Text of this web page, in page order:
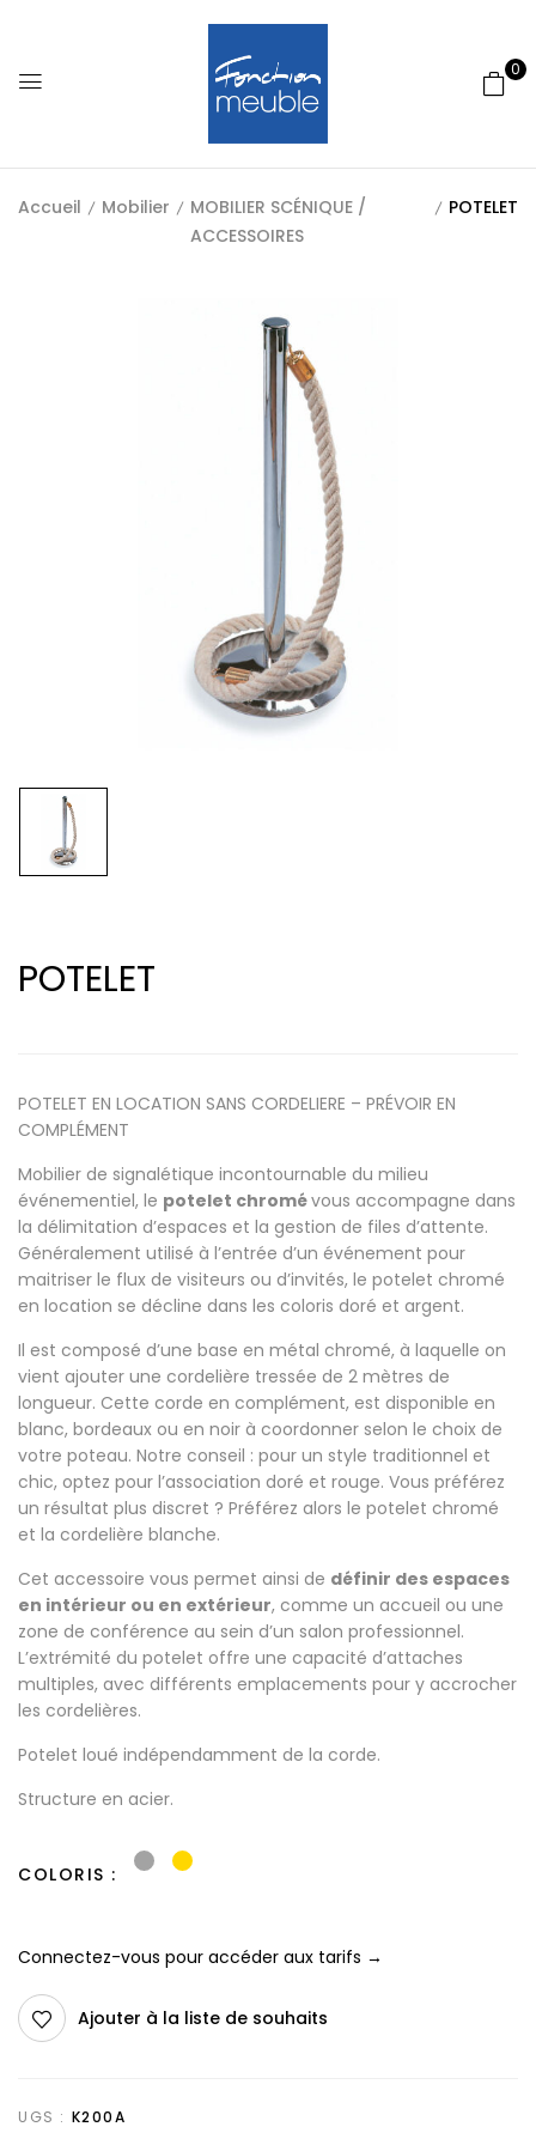
0
Accueil Mobilier
MOBILIER SCÉNIQUE /
ACCESSOIRES
POTELET
POTELET
POTELET EN LOCATION SANS CORDELIERE – PRÉVOIR EN
COMPLÉMENT
Mobilier de signalétique incontournable du milieu
événementiel, le potelet chromévous accompagne dans
la délimitation d’espaces et la gestion de files d’attente.
Généralement utilisé à l’entrée d’un événement pour
maitriser le flux de visiteurs ou d’invités, le potelet chromé
en location se décline dans les coloris doré et argent.
Il est composé d’une base en métal chromé, à laquelle on
vient ajouter une cordelière tressée de 2 mètres de
longueur. Cette corde en complément, est disponible en
blanc, bordeaux ou en noir à coordonner selon le choix de
votre poteau. Notre conseil : pour un style traditionnel et
chic, optez pour l’association doré et rouge. Vous préférez
un résultat plus discret ? Préférez alors le potelet chromé
et la cordelière blanche.
Cet accessoire vous permet ainsi de définir des espaces
en intérieur ou en extérieur, comme un accueil ou une
zone de conférence au sein d’un salon professionnel.
L’extrémité du potelet offre une capacité d’attaches
multiples, avec différents emplacements pour y accrocher
les cordelières.
Potelet loué indépendamment de la corde.
Structure en acier.
COLORIS
Connectez-vous pour accéder aux tarifs →
Ajouter à la liste de souhaits
UGS : K200A